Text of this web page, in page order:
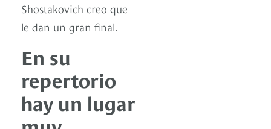
Shostakovich creo que
le dan un gran final.
En su
repertorio
hay un lugar